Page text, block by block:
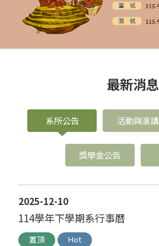
最新消息
系所公告 活動與演講
獎學金公告
2025-12-10
114學年下學期系行事曆
置頂 Hot